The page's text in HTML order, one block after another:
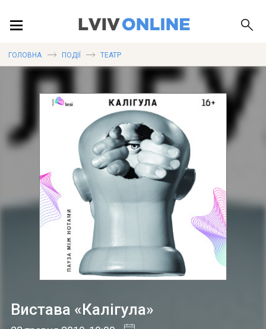
ЛОКАЦІЇ
ПУБЛІКАЦІЇ
ДОВІДКА
ГОЛОВНА ПОДІЇ ТЕАТР
Вистава «Калігула»